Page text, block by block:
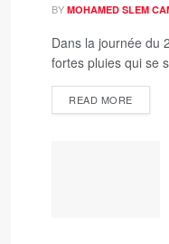
BY MOHAMED SLEM
Dans la journée du
fortes pluies qui se
READ MORE